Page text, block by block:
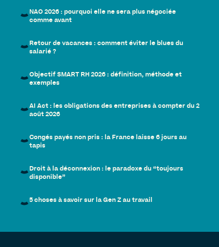
NAO 2026 : pourquoi elle ne sera plus négociée
comme avant
Retour de vacances : comment éviter le blues du
salarié ?
Objectif SMART RH 2026 : définition, méthode et
exemples
AI Act : les obligations des entreprises à compter du 2
août 2026
Congés payés non pris : la France laisse 6 jours au
tapis
Droit à la déconnexion : le paradoxe du “toujours
disponible”
5 choses à savoir sur la Gen Z au travail